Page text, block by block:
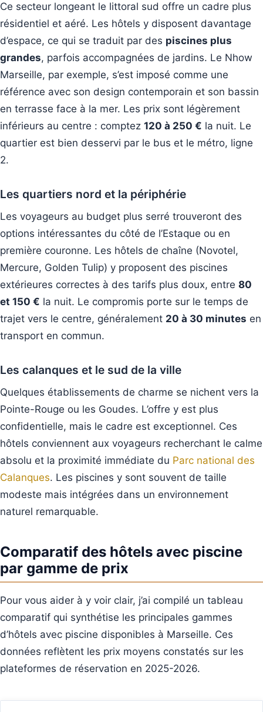
Ce secteur longeant le littoral sud offre un cadre plus
résidentiel et aéré. Les hôtels y disposent davantage
d’espace, ce qui se traduit par des piscines plus
grandes, parfois accompagnées de jardins. Le Nhow
Marseille, par exemple, s’est imposé comme une
référence avec son design contemporain et son bassin
en terrasse face à la mer. Les prix sont légèrement
inférieurs au centre : comptez 120 à 250 € la nuit. Le
quartier est bien desservi par le bus et le métro, ligne
2.
Les quartiers nord et la périphérie
Les voyageurs au budget plus serré trouveront des
options intéressantes du côté de l’Estaque ou en
première couronne. Les hôtels de chaîne (Novotel,
Mercure, Golden Tulip) y proposent des piscines
extérieures correctes à des tarifs plus doux, entre 80
et 150 € la nuit. Le compromis porte sur le temps de
trajet vers le centre, généralement 20 à 30 minutes en
transport en commun.
Les calanques et le sud de la ville
Quelques établissements de charme se nichent vers la
Pointe-Rouge ou les Goudes. L’offre y est plus
confidentielle, mais le cadre est exceptionnel. Ces
hôtels conviennent aux voyageurs recherchant le calme
absolu et la proximité immédiate du Parc national des
Calanques. Les piscines y sont souvent de taille
modeste mais intégrées dans un environnement
naturel remarquable.
Comparatif des hôtels avec piscine
par gamme de prix
Pour vous aider à y voir clair, j’ai compilé un tableau
comparatif qui synthétise les principales gammes
d’hôtels avec piscine disponibles à Marseille. Ces
données reflètent les prix moyens constatés sur les
plateformes de réservation en 2025-2026.